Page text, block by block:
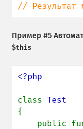
// Результат
Пример #5
$this
<?php
class
{
public